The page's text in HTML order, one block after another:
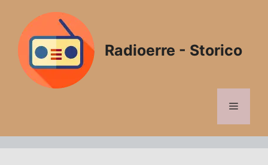
contenuto
Radioerre - Storico
Menu